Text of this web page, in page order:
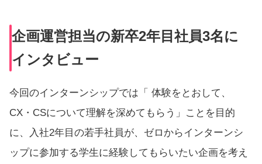
企画運営担当の新卒2年目社員3名に
インタビュー
今回のインターンシップでは「 体験をとおして、
CX・CSについて理解を深めてもらう」ことを目的
に、入社2年目の若手社員が、ゼロからインターンシ
ップに参加する学生に経験してもらいたい企画を考え